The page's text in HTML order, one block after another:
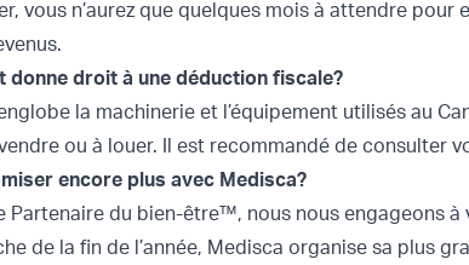
vous n’aurez que quelques mois à attendre
donne droit à une déduction fiscale?
la machinerie et l’équipement utilisés au
ou à louer. Il est recommandé de consulter
encore plus avec Medisca?
Partenaire du bien-être™, nous nous engageons
de la fin de l’année, Medisca organise sa plus